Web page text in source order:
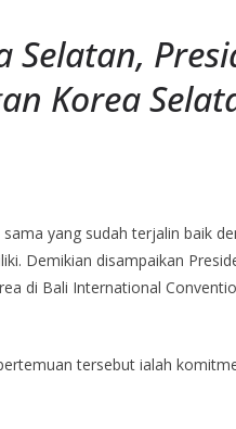
Selatan,
Korea
yang sudah terjalin baik
Demikian disampaikan
di Bali International
tersebut ialah